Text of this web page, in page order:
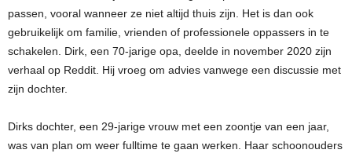
passen, vooral wanneer ze niet altijd thuis zijn. Het is dan ook
gebruikelijk om familie, vrienden of professionele oppassers in te
schakelen. Dirk, een 70-jarige opa, deelde in november 2020 zijn
verhaal op Reddit. Hij vroeg om advies vanwege een discussie met
zijn dochter.
Dirks dochter, een 29-jarige vrouw met een zoontje van een jaar,
was van plan om weer fulltime te gaan werken. Haar schoonouders